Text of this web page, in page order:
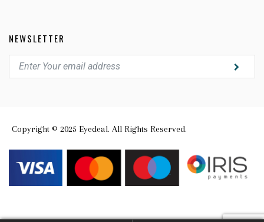
NEWSLETTER
Copyright © 2025 Eyedeal. All Rights Reserved.